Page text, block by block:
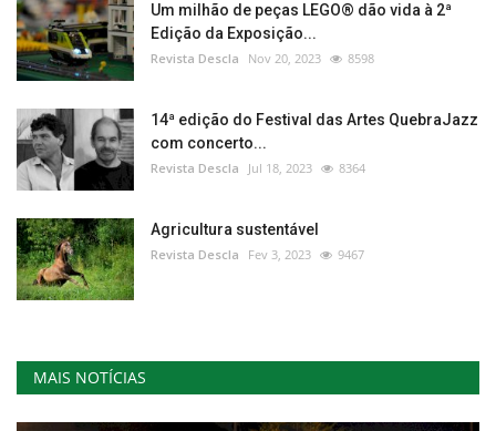
Um milhão de peças LEGO® dão vida à 2ª
Edição da Exposição...
Revista Descla Nov 20, 2023 8598
14ª edição do Festival das Artes QuebraJazz
com concerto...
Revista Descla Jul 18, 2023 8364
Agricultura sustentável
Revista Descla Fev 3, 2023 9467
MAIS NOTÍCIAS